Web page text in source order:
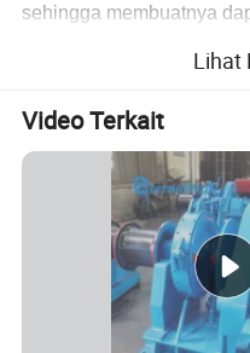
sehingga membuatnya
susunan drive untuk
pakai peralatan winch
perangkat pipa
sekaligus menghemat
pembuangan dipasang di
Lihat
Video Terkait